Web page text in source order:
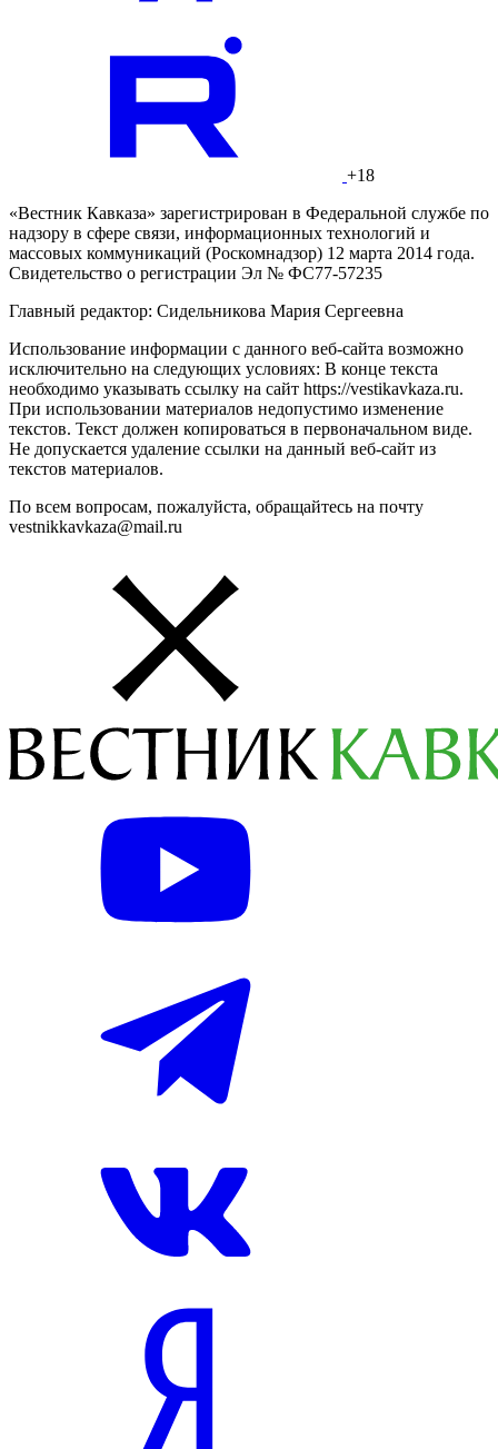
+18
«Вестник Кавказа» зарегистрирован в Федеральной службе по
надзору в сфере связи, информационных технологий и
массовых коммуникаций (Роскомнадзор) 12 марта 2014 года.
Свидетельство о регистрации Эл № ФС77-57235
Главный редактор: Сидельникова Мария Сергеевна
Использование информации с данного веб-сайта возможно
исключительно на следующих условиях: В конце текста
необходимо указывать ссылку на сайт https://vestikavkaza.ru.
При использовании материалов недопустимо изменение
текстов. Текст должен копироваться в первоначальном виде.
Не допускается удаление ссылки на данный веб-сайт из
текстов материалов.
По всем вопросам, пожалуйста, обращайтесь на почту
vestnikkavkaza@mail.ru